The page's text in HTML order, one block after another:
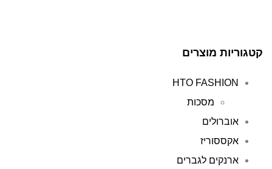
קטגוריות מוצרים
HTO FASHION
מסכות
אוברולים
אקססוריז
ארנקים לגברים